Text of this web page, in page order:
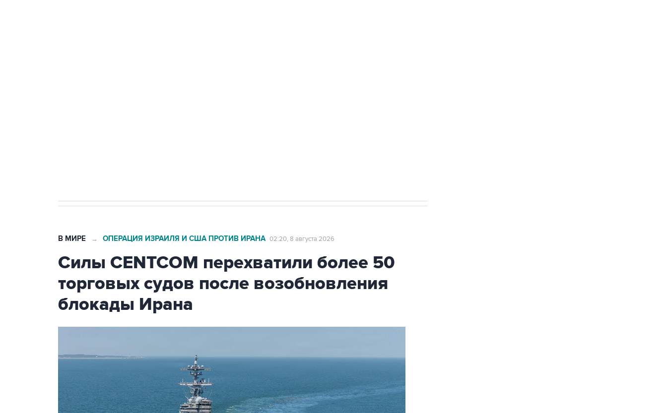
В МИРЕ → ОПЕРАЦИЯ ИЗРАИЛЯ И США ПРОТИВ ИРАНА 02:20, 8 августа 2026
Силы CENTCOM перехватили более 50
торговых судов после возобновления
блокады Ирана